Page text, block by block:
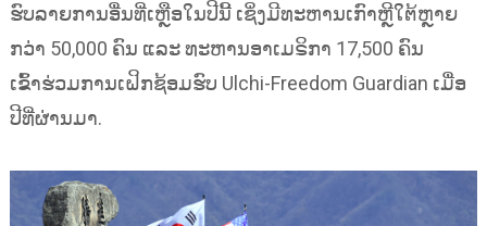
ຮົບລາຍການອື່ນທີ່ເຫຼືອໃນປີນີ້ ເຊິ່ງມີທະຫານເກົາຫຼີໃຕ້ຫຼາຍ
ກວ່າ 50,000 ຄົນ ແລະ ທະຫານອາເມຣິກາ 17,500 ຄົນ
ເຂົ້າຮ່ວມການເຝິກຊ້ອມຮົບ Ulchi-Freedom Guardian ເມື່ອ
ປີທີ່ຜ່ານມາ.